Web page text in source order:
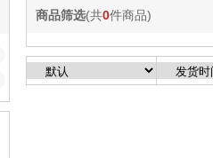
商品筛选(共0件商品)